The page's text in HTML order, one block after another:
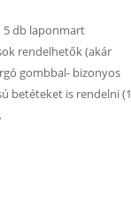
5 db laponmart
rendelhetők (akár
gombbal- bizonyos
betéteket is rendelni (1